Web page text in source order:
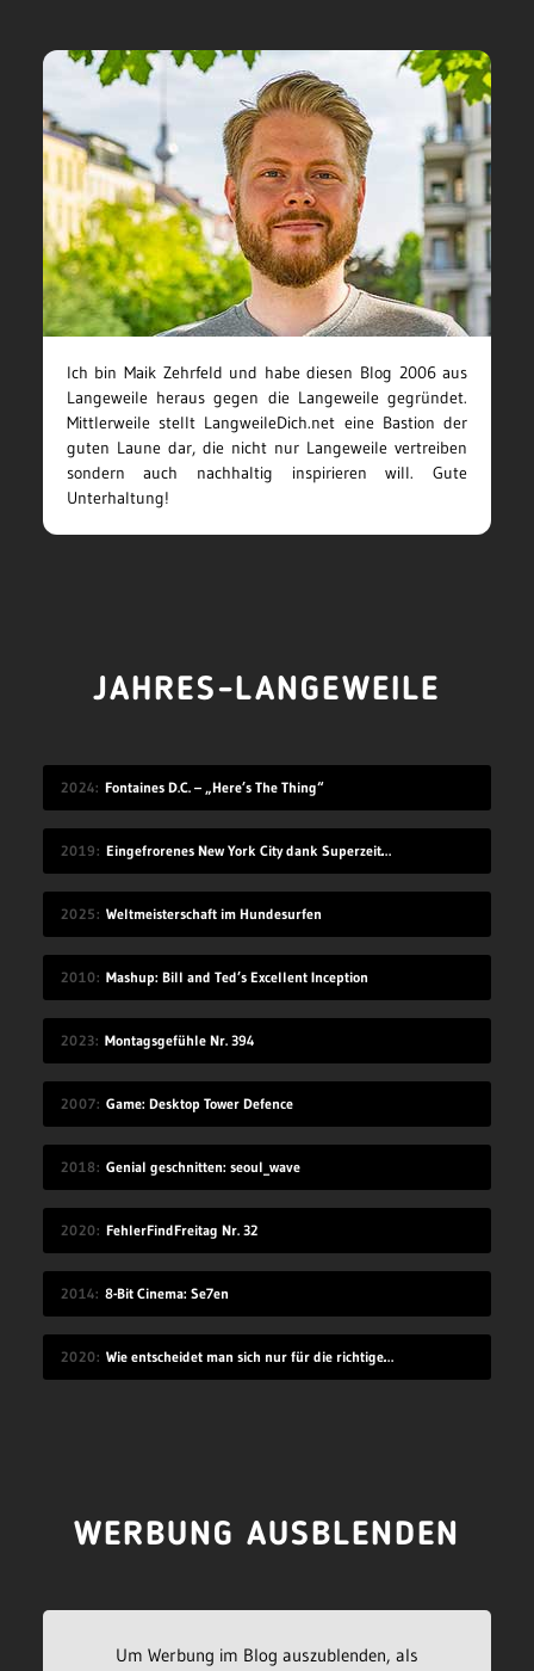
Ich bin Maik Zehrfeld und habe diesen Blog 2006 aus
Langeweile heraus gegen die Langeweile gegründet.
Mittlerweile stellt LangweileDich.net eine Bastion der
guten Laune dar, die nicht nur Langeweile vertreiben
sondern auch nachhaltig inspirieren will. Gute
Unterhaltung!
JAHRES-LANGEWEILE
2024 Fontaines D.C. – „Here’s The Thing“
2019 Eingefrorenes New York City dank Superzeitlupe
2025 Weltmeisterschaft im Hundesurfen
2010 Mashup: Bill and Ted’s Excellent Inception
2023 Montagsgefühle Nr. 394
2007 Game: Desktop Tower Defence
2018 Genial geschnitten: seoul_wave
2020 FehlerFindFreitag Nr. 32
2014 8-Bit Cinema: Se7en
2020 Wie entscheidet man sich nur für die richtige Idee?
WERBUNG AUSBLENDEN
Um Werbung im Blog auszublenden, als